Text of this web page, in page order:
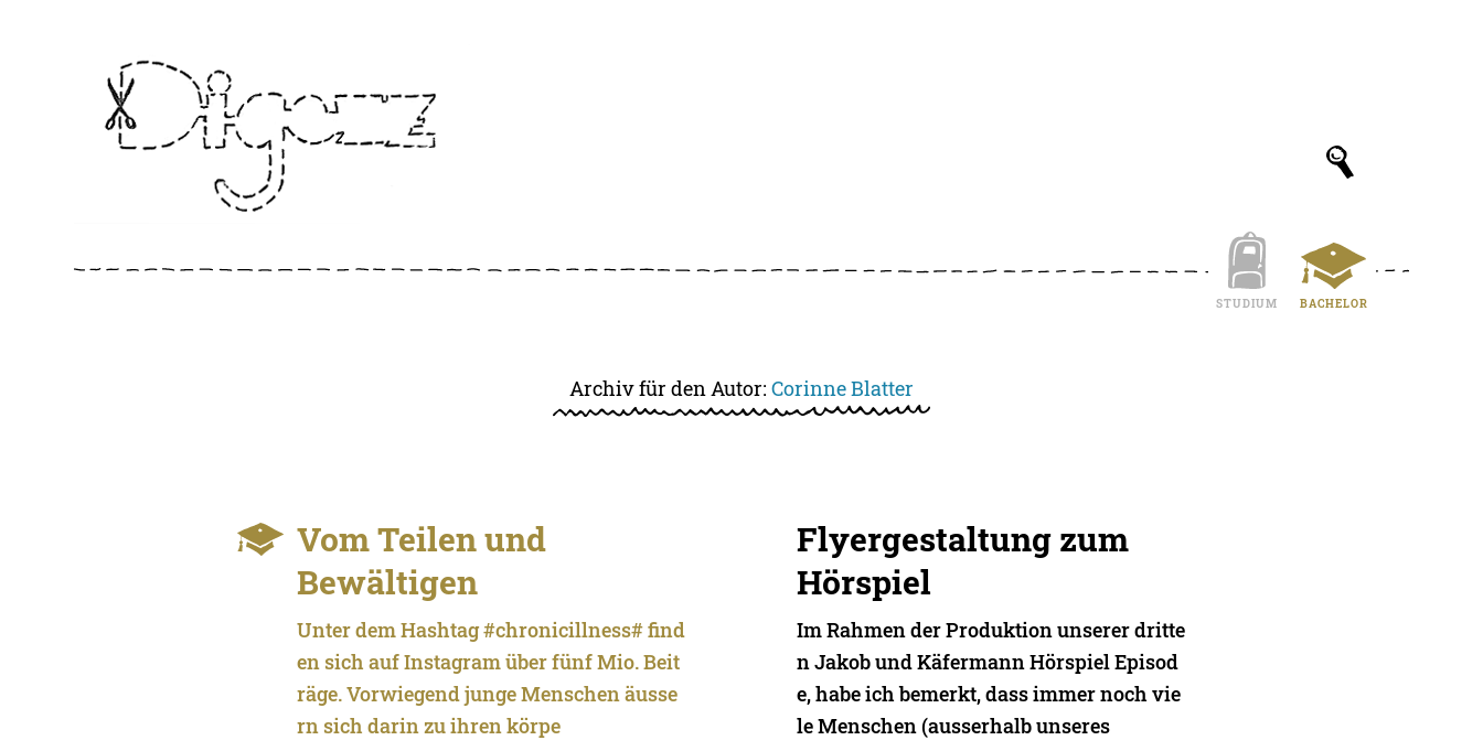
STUDIUM BACHELOR
Archiv für den Autor: Corinne Blatter
Vom Teilen und
Bewältigen
Unter dem Hashtag #chronicillness# find
en sich auf Instagram über fünf Mio. Beit
räge. Vorwiegend junge Menschen äusse
rn sich darin zu ihren körpe
Flyergestaltung zum
Hörspiel
Im Rahmen der Produktion unserer dritte
n Jakob und Käfermann Hörspiel Episod
e, habe ich bemerkt, dass immer noch vie
le Menschen (ausserhalb unseres